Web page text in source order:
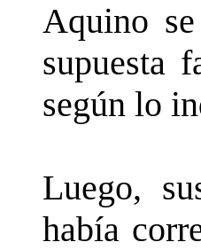
Aquino
supuesta
según lo
Luego,
había